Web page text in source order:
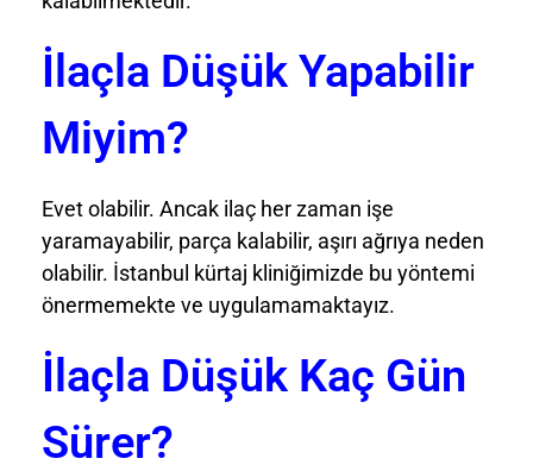
İlaçla Düşük Yapabilir
Miyim?
Evet olabilir. Ancak ilaç her zaman işe
yaramayabilir, parça kalabilir, aşırı ağrıya neden
olabilir. İstanbul kürtaj kliniğimizde bu yöntemi
önermemekte ve uygulamamaktayız.
İlaçla Düşük Kaç Gün
Sürer?